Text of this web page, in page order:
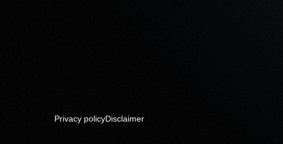
Privacy policyDisclaimer